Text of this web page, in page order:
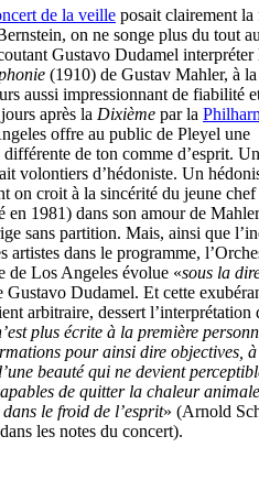
de la veille posait clairement
on ne songe plus du tout
Gustavo Dudamel interpréter
(1910) de Gustav Mahler, à la
aussi impressionnant de fiabilité
après la Dixième par la
offre au public de Pleyel une
différente de ton comme d’esprit.
volontiers d’hédoniste. Un
on croit à la sincérité du jeune chef
en 1981) dans son amour de
sans partition. Mais, ainsi que
artistes dans le programme,
de Los Angeles évolue «sous la
Gustavo Dudamel. Et cette
arbitraire, dessert l’interprétation
plus écrite à la première
pour ainsi dire objectives,
beauté qui ne devient
de quitter la chaleur
le froid de l’esprit» (Arnold
les notes du concert).